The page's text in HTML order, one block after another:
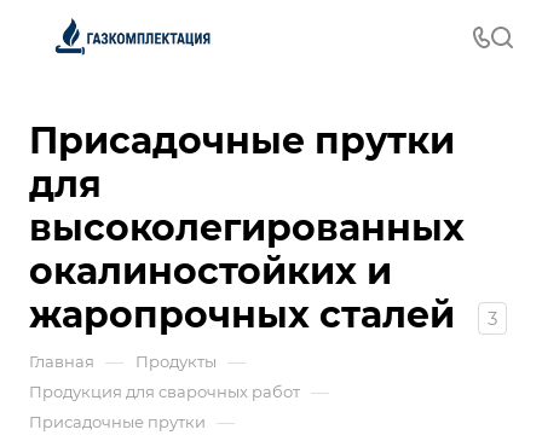
Присадочные прутки
для
высоколегированных
окалиностойких и
жаропрочных сталей
3
Главная — Продукты —
Продукция для сварочных работ —
Присадочные прутки —